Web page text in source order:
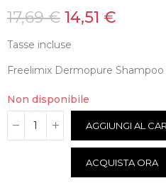
17,69 € 14,51 €
Tasse incluse
Freelimix Dermopure
Non disponibile
AGGIUNGI AL
ACQUISTA ORA